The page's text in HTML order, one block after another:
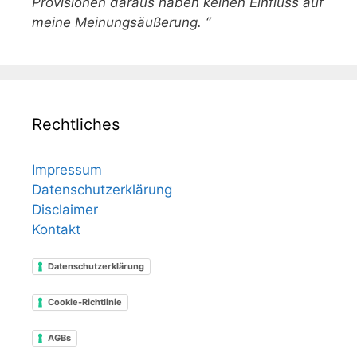
meine Meinungsäußerung. “
Rechtliches
Impressum
Datenschutzerklärung
Disclaimer
Kontakt
Datenschutzerklärung
Cookie-Richtlinie
AGBs